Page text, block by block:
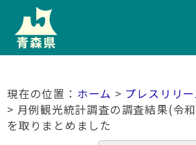
ホーム > プレスリリー
> 月例観光統計調査の調査結果(令
を取りまとめました